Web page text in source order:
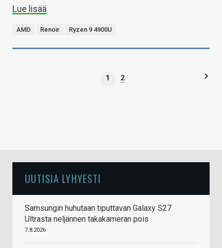
Lue lisää
AMD Renoir Ryzen 9 4900U
1 2
UUTISIA LYHYESTI
Samsungin huhutaan tiputtavan Galaxy S27
Ultrasta neljännen takakameran pois
7.8.2026